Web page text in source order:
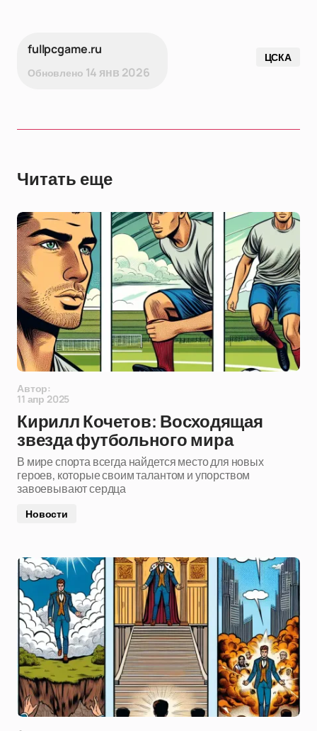
fullpcgame.ru
Обновлено 14 янв 2026
ЦСКА
Читать еще
Автор:
11 апр 2025
Кирилл Кочетов: Восходящая
звезда футбольного мира
В мире спорта всегда найдется место для новых
героев, которые своим талантом и упорством
завоевывают сердца
Новости